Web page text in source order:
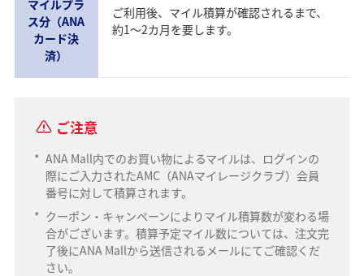
マイルプラ
ス分（ANA
カード決
済）
ご利用後、マイル積算が確認されるまで、
約1～2カ月を要します。
ご注意
* ANA Mall内でのお買い物によるマイルは、ログインの
際にご入力されたAMC（ANAマイレージクラブ）会員
番号に対して積算されます。
* クーポン・キャンペーンによりマイル積算数が変わる場
合がございます。積算予定マイル数については、注文完
了後にANA Mallから送信されるメールにてご確認くだ
さい。